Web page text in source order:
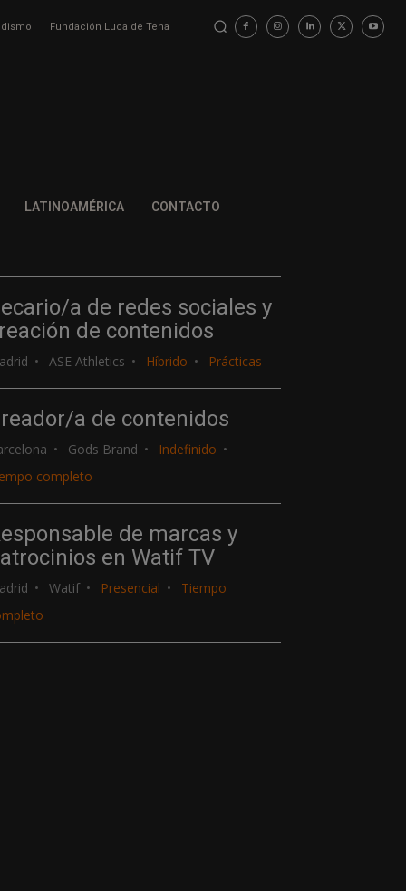
Fundación Luca de Tena
LATINOAMÉRICA CONTACTO
a de redes sociales y
de contenidos
ASE Athletics Híbrido Prácticas
a de contenidos
Gods Brand
Indefinido
completo
de marcas y
en Watif TV
Watif Presencial
Tiempo